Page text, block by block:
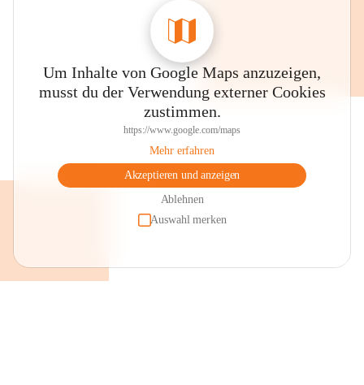
Um Inhalte von Google Maps anzuzeigen,
musst du der Verwendung externer Cookies
zustimmen.
https://www.google.com/maps
Mehr erfahren
Akzeptieren und anzeigen
Ablehnen
Auswahl merken